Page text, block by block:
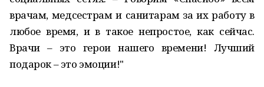
врачам, медсестрам и санитарам за их работу в
любое время, и в такое непростое, как сейчас.
Врачи – это герои нашего времени! Лучший
подарок – это эмоции!"